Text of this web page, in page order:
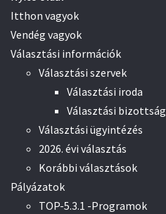
Itthon vagyok
Vendég vagyok
Választási információk
Választási szervek
Választási iroda
Választási bizottság
Választási ügyintézés
2026. évi választás
Korábbi választások
Pályázatok
TOP-5.3.1 -Programok